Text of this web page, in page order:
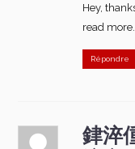
Hey,
read
Répondre
銉淬